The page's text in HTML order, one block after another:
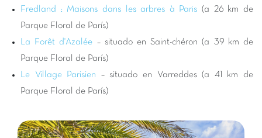
sus alrededores, encontrar la calma de su mobil-home o de su
parcela será una verdadera felicidad. Es la solución ideal para
Más allá del Parque Floral, la región alrededor de Villevaudé
está llena de actividades y sitios para explorar. Podrá llegar
fácilmente a las famosas atracciones de París, como la Torre
públicos accesibles. Para los amantes de la naturaleza, el Bois
de Vincennes ofrece numerosas posibilidades de paseos a pie o
Fredland : Maisons dans les arbres à Paris(a 26 km de
Parque Floral de París)
La Forêt d'Azalée – situado en Saint-chéron (a 39 km de
Parque Floral de París)
Le Village Parisien – situado en Varreddes (a 41 km de
Parque Floral de París)